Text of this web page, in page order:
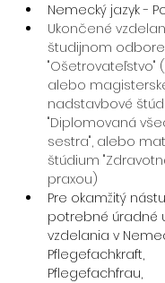
Nemecký jazyk -
Ukončené
študijnom odbore
"Ošetrovateľstvo"
alebo
nadstavbové
"Diplomovaná
sestra", alebo
štúdium
praxou)
Pre okamžitý
potrebné úradné
vzdelania v
Pflegefachkraft,
Pflegefachfrau,